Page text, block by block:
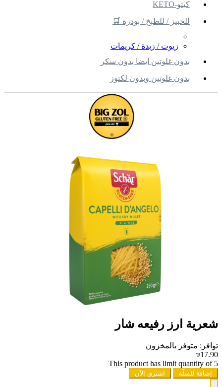
كيتو-KETO
للخبيز / للطبخ / بودرة 🛒
زيوت / زبدة / كريمات
بدون غلوتين ايضا بدون سكر
بدون غلوتين وبدون لكتوز
شعرية ارز رفيعه شار
توافر: متوفر بالمخزون
₪17.90
This product has limit quantity of 5
إضافة للسلّة اشتري الآن